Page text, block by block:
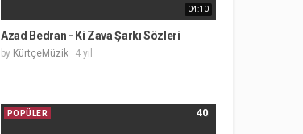
04:10
Azad Bedran - Ki Zava Şarkı Sözleri
by KürtçeMüzik 4 yıl
40
POPÜLER